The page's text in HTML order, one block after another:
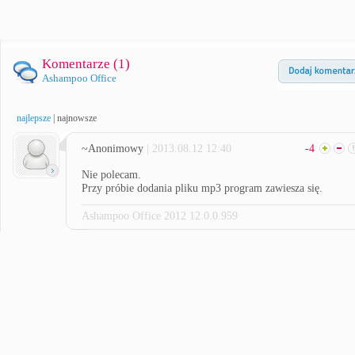
Komentarze (1)
Ashampoo Office
najlepsze najnowsze
~Anonimowy | 2013.08.12 12:40 -4
Nie polecam.
Przy próbie dodania pliku mp3 program zawiesza się.
Ashampoo Office 2012 12.0.0.959